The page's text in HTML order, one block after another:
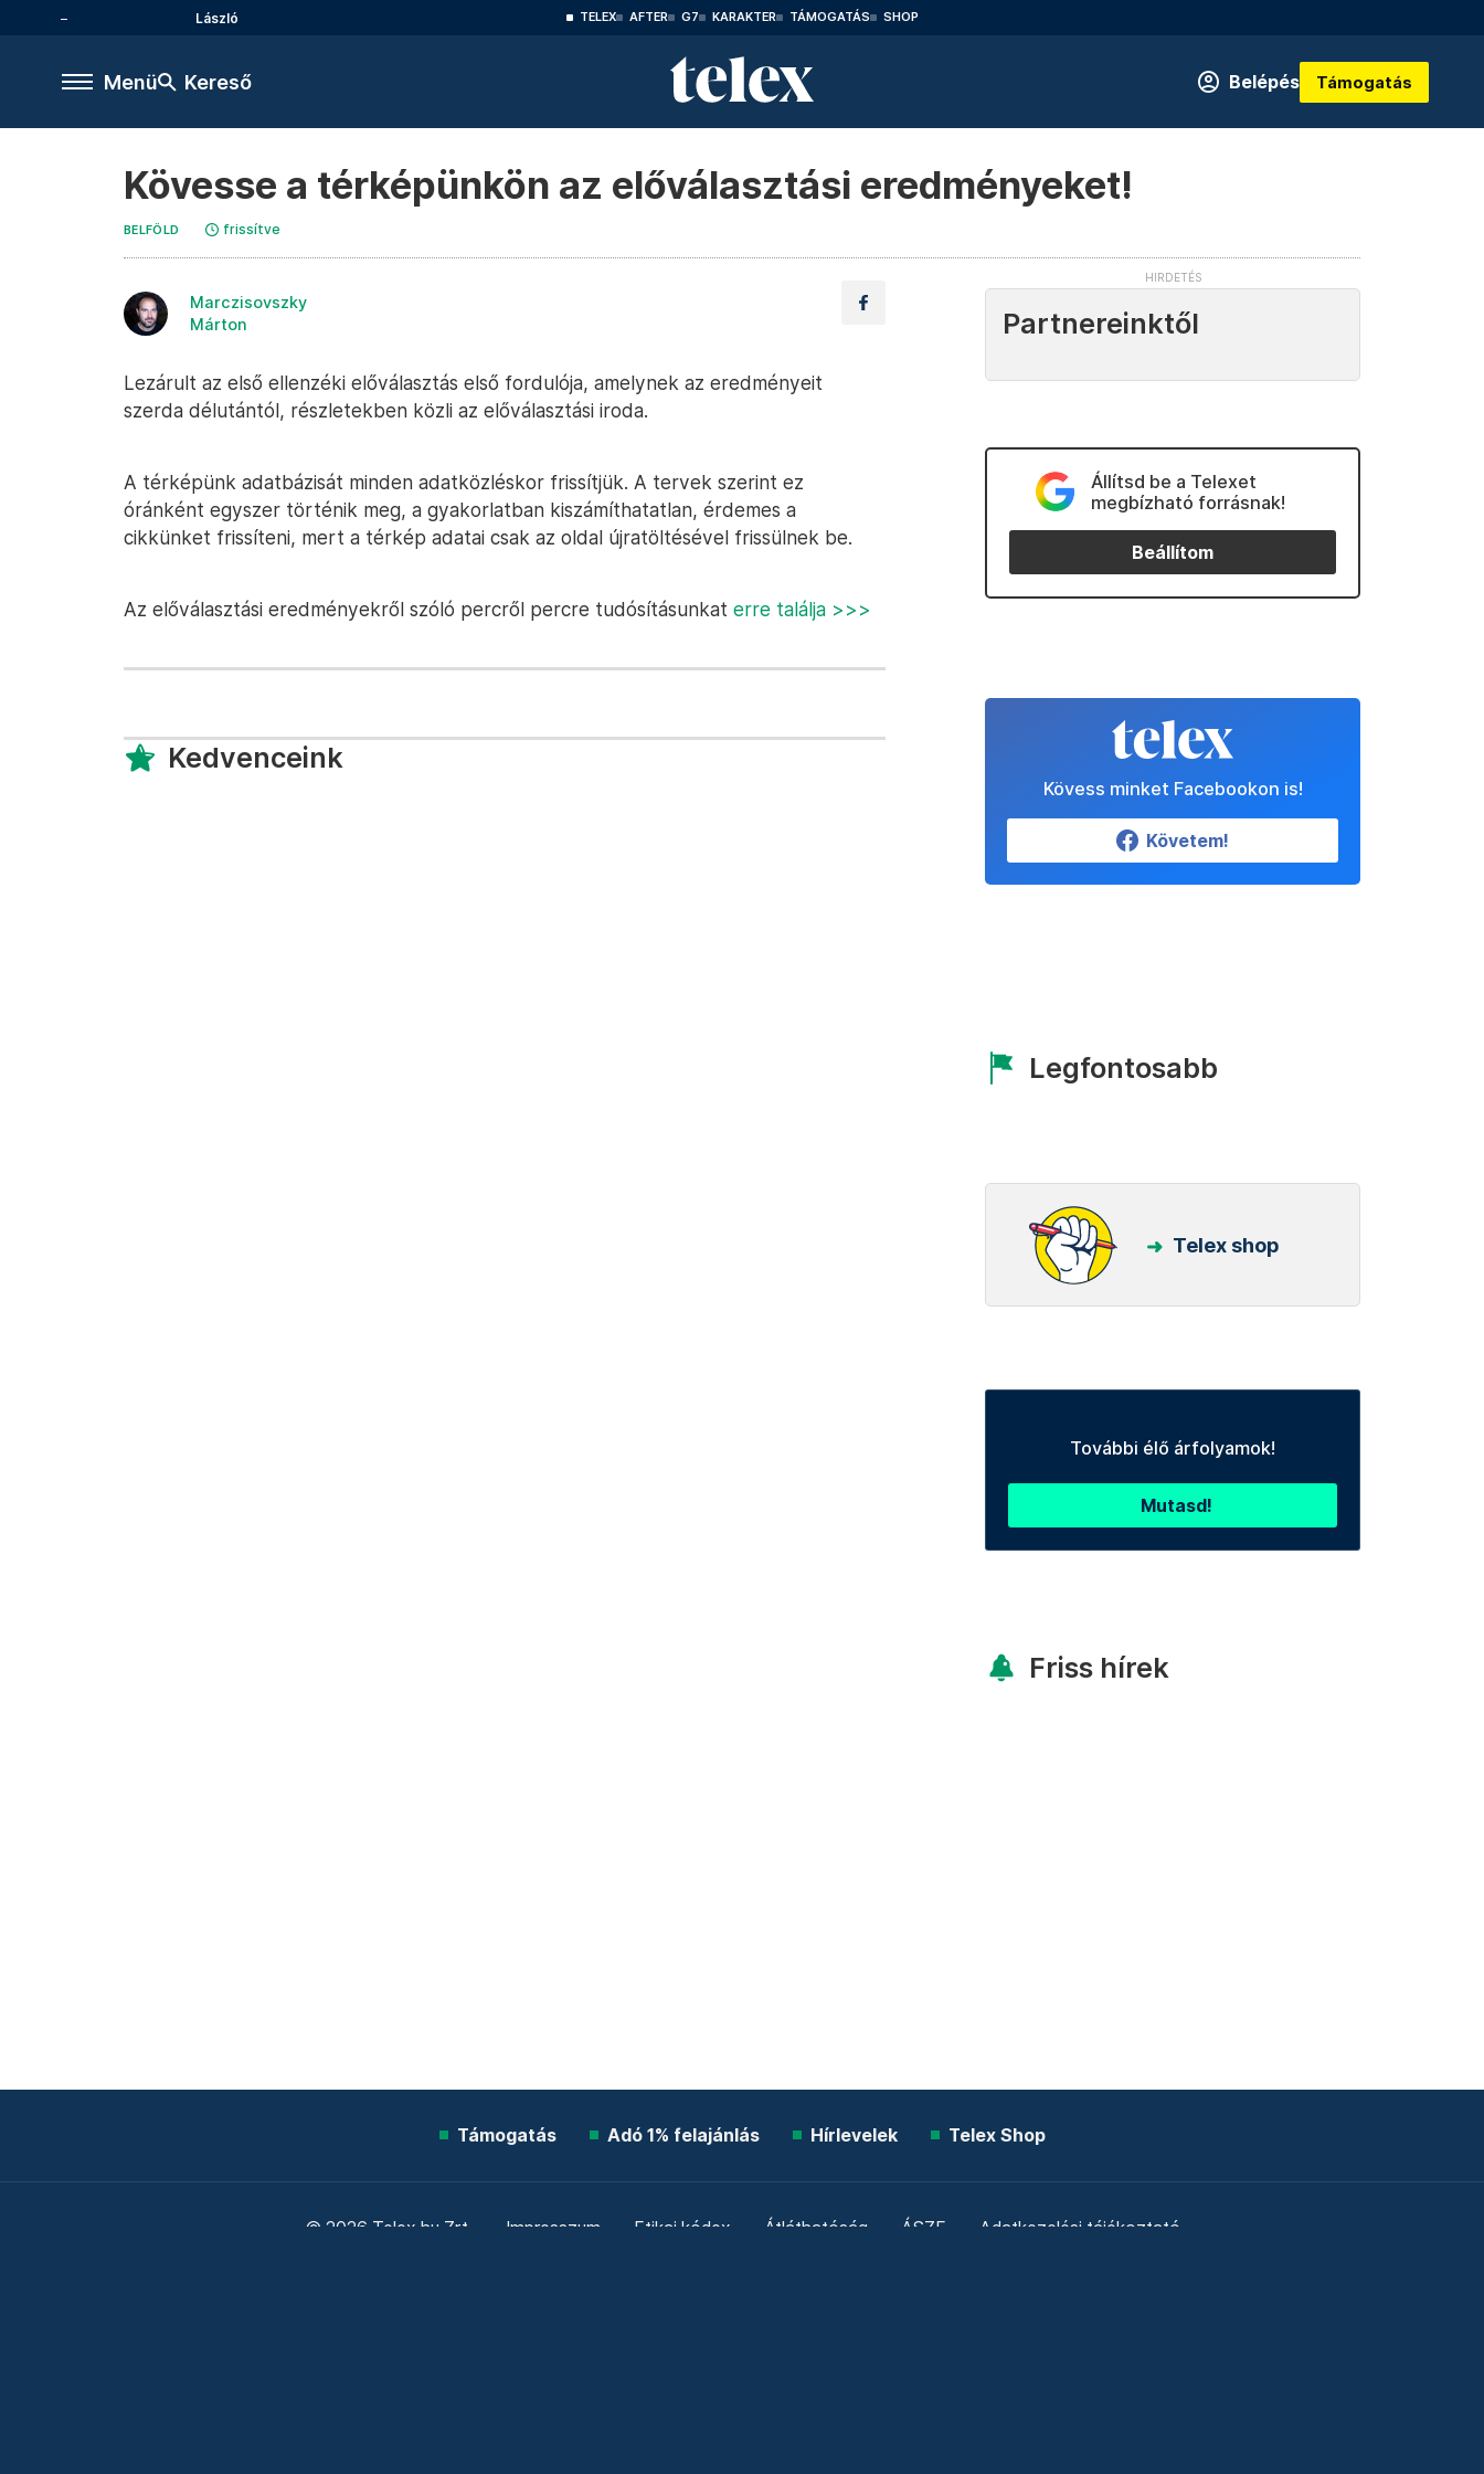
László TELEX AFTER G7 KARAKTER TÁMOGATÁS SHOP
Menü Kereső Belépés Támogatás
Kövesse a térképünkön az előválasztási eredményeket!
BELFÖLD frissítve
Marczisovszky
Márton
Lezárult az első ellenzéki előválasztás első fordulója, amelynek az eredményeit
szerda délutántól, részletekben közli az előválasztási iroda.
A térképünk adatbázisát minden adatközléskor frissítjük. A tervek szerint ez
óránként egyszer történik meg, a gyakorlatban kiszámíthatatlan, érdemes a
cikkünket frissíteni, mert a térkép adatai csak az oldal újratöltésével frissülnek be.
Az előválasztási eredményekről szóló percről percre tudósításunkat erre találja >>>
Kedvenceink
Partnereinktől
Állítsd be a Telexet
megbízható forrásnak!
Beállítom
Kövess minket Facebookon is!
Követem!
Legfontosabb
Telex shop
További élő árfolyamok!
Mutasd!
Friss hírek
Támogatás Adó 1% felajánlás Hírlevelek Telex Shop
© 2026 Telex.hu Zrt. Impresszum Etikai kódex Átláthatóság ÁSZF Adatkezelési tájékoztató